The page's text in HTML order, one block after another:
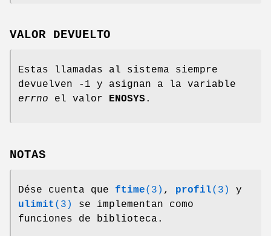
VALOR DEVUELTO
Estas llamadas al sistema siempre
devuelven -1 y asignan a la variable
errno el valor ENOSYS .
NOTAS
Dése cuenta que ftime(3) , profil(3)
y
ulimit (3)
se implementan como
funciones de biblioteca.